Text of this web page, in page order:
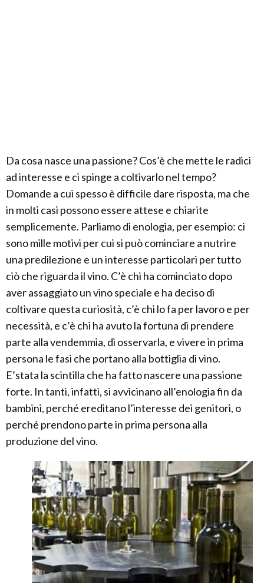
Da cosa nasce una passione? Cos’è che mette le radici
ad interesse e ci spinge a coltivarlo nel tempo?
Domande a cui spesso è difficile dare risposta, ma che
in molti casi possono essere attese e chiarite
semplicemente. Parliamo di enologia, per esempio: ci
sono mille motivi per cui si può cominciare a nutrire
una predilezione e un interesse particolari per tutto
ciò che riguarda il vino. C’è chi ha cominciato dopo
aver assaggiato un vino speciale e ha deciso di
coltivare questa curiosità, c’è chi lo fa per lavoro e per
necessità, e c’è chi ha avuto la fortuna di prendere
parte alla vendemmia, di osservarla, e vivere in prima
persona le fasi che portano alla bottiglia di vino.
E’stata la scintilla che ha fatto nascere una passione
forte. In tanti, infatti, si avvicinano all’enologia fin da
bambini, perché ereditano l’interesse dei genitori, o
perché prendono parte in prima persona alla
produzione del vino.